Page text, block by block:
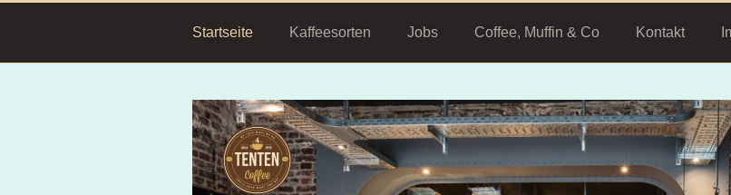
Startseite Kaffeesorten Jobs Coffee, Muffin & Co Kontakt